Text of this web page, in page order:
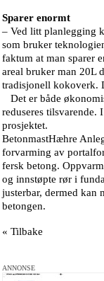
Sparer enormt
– Ved litt planlegging
som bruker
faktum at man sparer
areal bruker man 20L
tradisjonell kokoverk.
Det er både
reduseres
prosjektet.
BetonmastHæhre
forvarming av
fersk betong.
og innstøpte rør i
justerbar, dermed kan
betongen.
« Tilbake
ANNONSE